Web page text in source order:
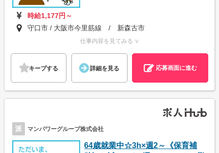
時給1,177円～
守口市 / 大阪市今里筋線 / 新森古市
仕事内容を見てみる ∨
キープする 詳細を見る 応募画面に進む
派 マンパワーグループ株式会社
64歳就業中☆3h×週2～《保育補